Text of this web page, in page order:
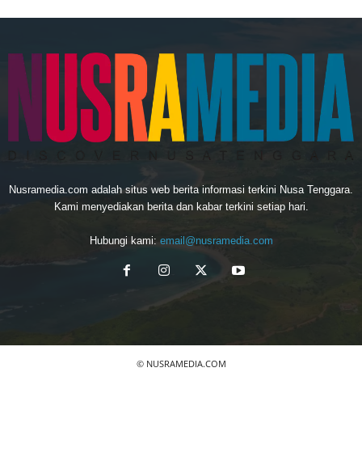
Nusramedia.com adalah situs web berita informasi terkini Nusa Tenggara.
Kami menyediakan berita dan kabar terkini setiap hari.
Hubungi kami: email@nusramedia.com
© NUSRAMEDIA.COM